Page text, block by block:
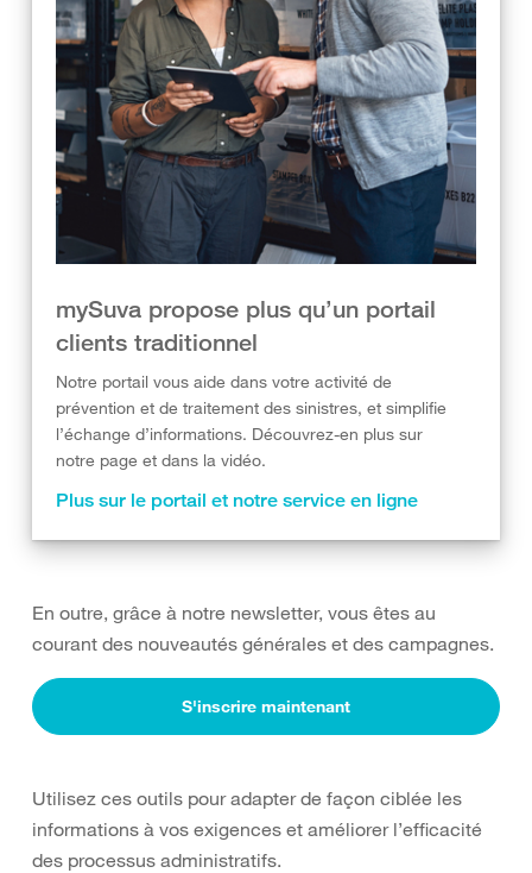
mySuva propose plus qu’un portail
clients traditionnel
Notre portail vous aide dans votre activité de
prévention et de traitement des sinistres, et simplifie
l’échange d’informations. Découvrez-en plus sur
notre page et dans la vidéo.
Plus sur le portail et notre service en ligne
En outre, grâce à notre newsletter, vous êtes au
courant des nouveautés générales et des campagnes.
S'inscrire maintenant
Utilisez ces outils pour adapter de façon ciblée les
informations à vos exigences et améliorer l’efficacité
des processus administratifs.